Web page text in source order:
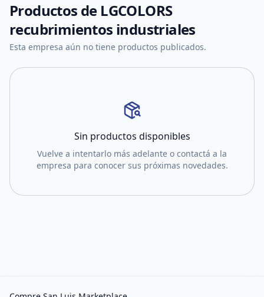
Productos de LGCOLORS
recubrimientos industriales
Esta empresa aún no tiene productos publicados.
Sin productos disponibles
Vuelve a intentarlo más adelante o contactá a la
empresa para conocer sus próximas novedades.